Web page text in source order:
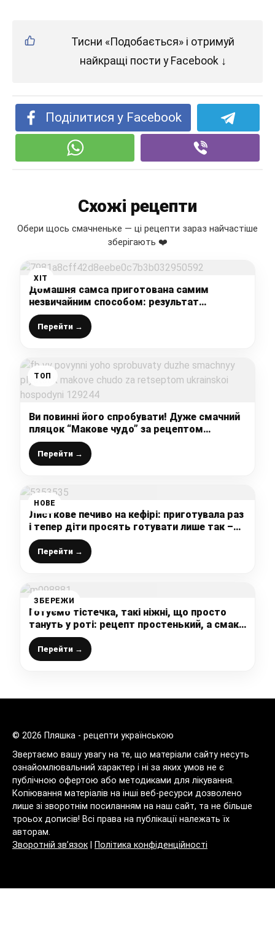
Тисни «Подобається» і отримуй
найкращі пости у Facebook ↓
Поділитися у Facebook
Схожі рецепти
Обери щось смачненьке — ці рецепти зараз найчастіше
зберігають ❤️
ХІТ
Домашня самса приготована самим
незвичайним способом: результат
вражаючий, дуже смачно, рецепт
перевірений роками
Перейти →
ТОП
Ви повинні його спробувати! Дуже смачний
пляцок “Макове чудо” за рецептом
української господині!
Перейти →
НОВЕ
Листкове печиво на кефірі: приготувала раз
і тепер діти просять готувати лише так –
дуже смачно і просто
Перейти →
ЗБЕРЕЖИ
Готуємо тістечка, такі ніжні, що просто
тануть у роті: рецепт простенький, а смак
не передати словами
Перейти →
© 2026 Пляшка - рецепти українською
Звертаємо вашу увагу на те, що матеріали сайту несуть
ознайомлювальний характер і ні за яких умов не є
публічною офертою або методиками для лікування.
Копіювання матеріалів на інші веб-ресурси дозволено
лише зі зворотнім посиланням на наш сайт, та не більше
троьох дописів! Всі права на публікації належать їх
авторам.
Зворотній зв’язок
Політика конфіденційності